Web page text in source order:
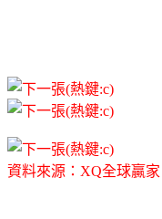
資料來源：XQ全球贏家